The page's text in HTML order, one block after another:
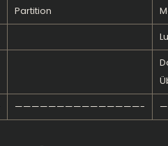
Partition
———————————————-